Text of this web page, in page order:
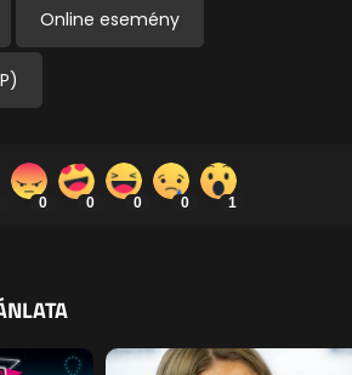
Online esemény
0 0 0 0 1